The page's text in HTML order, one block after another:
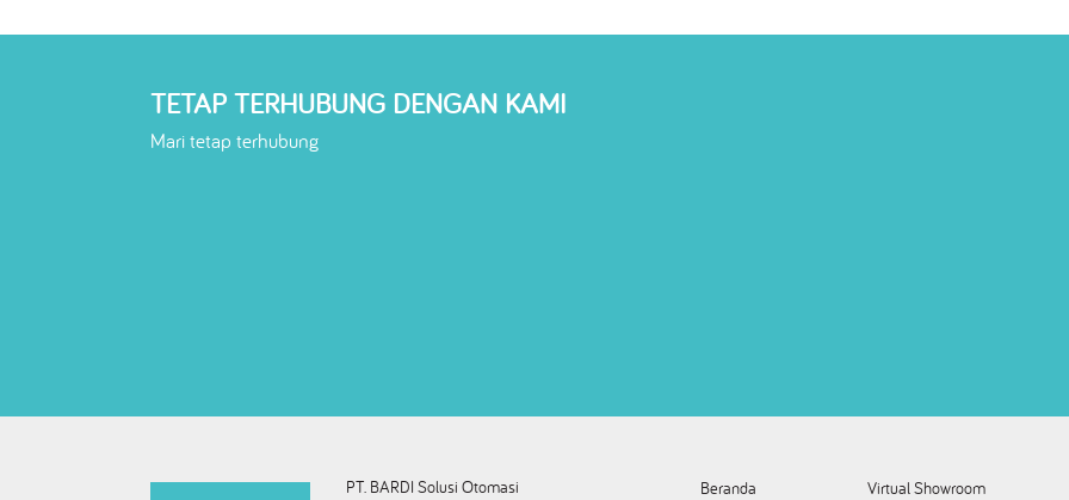
TETAP TERHUBUNG DENGAN KAMI
Mari tetap terhubung
PT. BARDI Solusi Otomasi
Beranda
Virtual Showroom